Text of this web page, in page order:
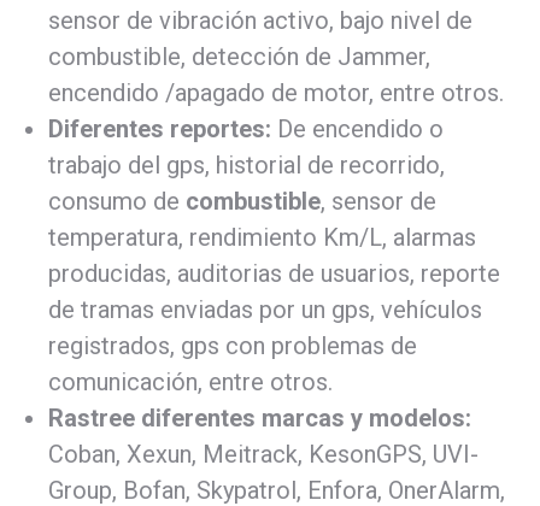
sensor de vibración activo, bajo nivel de
combustible, detección de Jammer,
encendido /apagado de motor, entre otros.
Diferentes reportes: De encendido o
trabajo del gps, historial de recorrido,
consumo de combustible, sensor de
temperatura, rendimiento Km/L, alarmas
producidas, auditorias de usuarios, reporte
de tramas enviadas por un gps, vehículos
registrados, gps con problemas de
comunicación, entre otros.
Rastree diferentes marcas y modelos:
Coban, Xexun, Meitrack, KesonGPS, UVI-
Group, Bofan, Skypatrol, Enfora, OnerAlarm,